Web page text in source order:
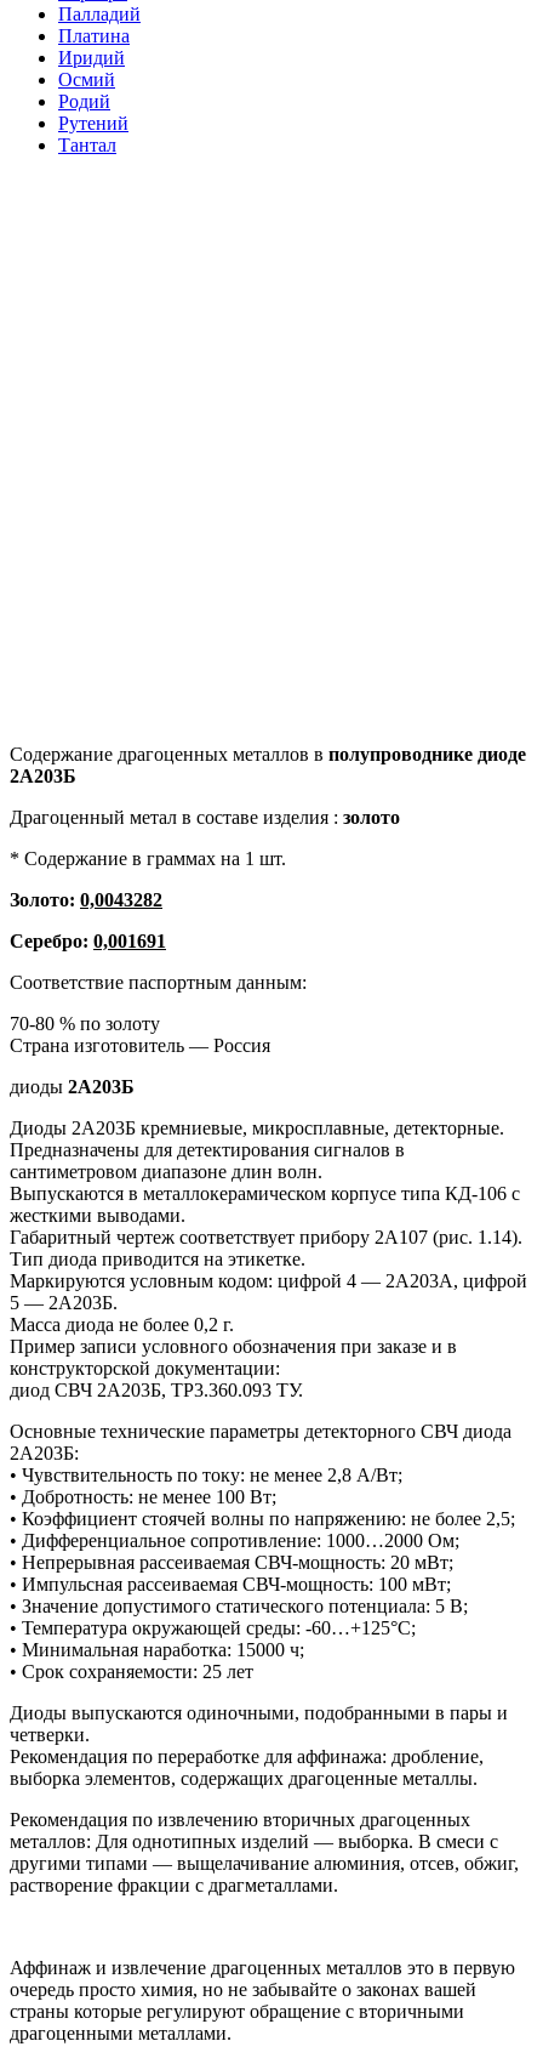
Палладий
Платина
Иридий
Осмий
Родий
Рутений
Тантал
Содержание драгоценных металлов в полупроводнике диоде
2А203Б
Драгоценный метал в составе изделия : золото
* Содержание в граммах на 1 шт.
Золото: 0,0043282
Серебро: 0,001691
Соответствие паспортным данным:
70-80 % по золоту
Страна изготовитель — Россия
диоды 2А203Б
Диоды 2А203Б кремниевые, микросплавные, детекторные.
Предназначены для детектирования сигналов в
сантиметровом диапазоне длин волн.
Выпускаются в металлокерамическом корпусе типа КД-106 с
жесткими выводами.
Габаритный чертеж соответствует прибору 2А107 (рис. 1.14).
Тип диода приводится на этикетке.
Маркируются условным кодом: цифрой 4 — 2А203А, цифрой
5 — 2А203Б.
Масса диода не более 0,2 г.
Пример записи условного обозначения при заказе и в
конструкторской документации:
диод СВЧ 2А203Б, ТР3.360.093 ТУ.
Основные технические параметры детекторного СВЧ диода
2А203Б:
• Чувствительность по току: не менее 2,8 А/Вт;
• Добротность: не менее 100 Вт;
• Коэффициент стоячей волны по напряжению: не более 2,5;
• Дифференциальное сопротивление: 1000…2000 Ом;
• Непрерывная рассеиваемая СВЧ-мощность: 20 мВт;
• Импульсная рассеиваемая СВЧ-мощность: 100 мВт;
• Значение допустимого статического потенциала: 5 В;
• Температура окружающей среды: -60…+125°С;
• Минимальная наработка: 15000 ч;
• Срок сохраняемости: 25 лет
Диоды выпускаются одиночными, подобранными в пары и
четверки.
Рекомендация по переработке для аффинажа: дробление,
выборка элементов, содержащих драгоценные металлы.
Рекомендация по извлечению вторичных драгоценных
металлов: Для однотипных изделий — выборка. В смеси с
другими типами — выщелачивание алюминия, отсев, обжиг,
растворение фракции с драгметаллами.
Аффинаж и извлечение драгоценных металлов это в первую
очередь просто химия, но не забывайте о законах вашей
страны которые регулируют обращение с вторичными
драгоценными металлами.